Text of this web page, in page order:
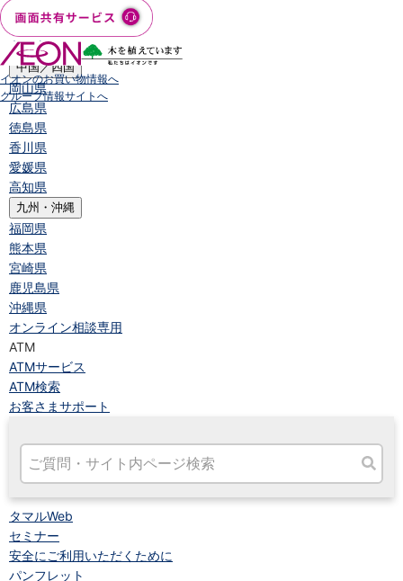
兵庫県
奈良県
和歌山県
中国／四国
岡山県
広島県
徳島県
香川県
愛媛県
高知県
九州・沖縄
福岡県
熊本県
宮崎県
鹿児島県
沖縄県
オンライン相談専用
ATM
ATMサービス
ATM検索
お客さまサポート
タマルWeb
セミナー
安全にご利用いただくために
パンフレット
イオンのお買い物情報へ
グループ情報サイトへ